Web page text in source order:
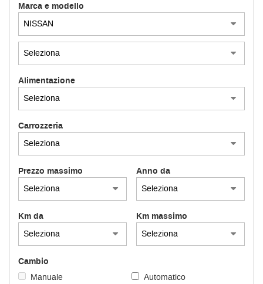
Marca e modello
Alimentazione
Carrozzeria
Prezzo massimo Anno da
Km da Km massimo
Cambio
Manuale Automatico